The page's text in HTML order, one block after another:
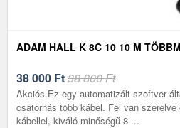
ADAM HALL K 8C 10 10 M
38 000 Ft38 800 Ft
Akciós.Ez egy automatizált szoftver
csatornás több kábel. Fel van
kábellel, kiváló minőségű 8 ...